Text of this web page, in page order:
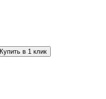
Купить в 1 клик